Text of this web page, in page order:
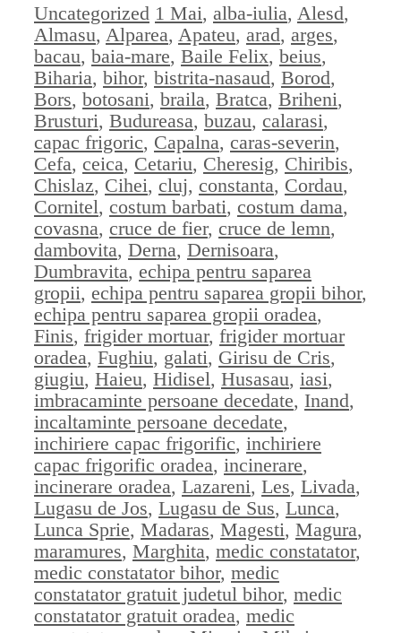
Categorii
Uncategorized Etichete
1 Mai, alba-iulia, Alesd,
Almasu, Alparea, Apateu, arad, arges,
bacau, baia-mare, Baile Felix, beius,
Biharia, bihor, bistrita-nasaud, Borod,
Bors, botosani, braila, Bratca, Briheni,
Brusturi, Budureasa, buzau, calarasi,
capac frigoric, Capalna, caras-severin,
Cefa, ceica, Cetariu, Cheresig, Chiribis,
Chislaz, Cihei, cluj, constanta, Cordau,
Cornitel, costum barbati, costum dama,
covasna, cruce de fier, cruce de lemn,
dambovita, Derna, Dernisoara,
Dumbravita, echipa pentru saparea
gropii, echipa pentru saparea gropii bihor,
echipa pentru saparea gropii oradea,
Finis, frigider mortuar, frigider mortuar
oradea, Fughiu, galati, Girisu de Cris,
giugiu, Haieu, Hidisel, Husasau, iasi,
imbracaminte persoane decedate, Inand,
incaltaminte persoane decedate,
inchiriere capac frigorific, inchiriere
capac frigorific oradea, incinerare,
incinerare oradea, Lazareni, Les, Livada,
Lugasu de Jos, Lugasu de Sus, Lunca,
Lunca Sprie, Madaras, Magesti, Magura,
maramures, Marghita, medic constatator,
medic constatator bihor, medic
constatator gratuit judetul bihor, medic
constatator gratuit oradea, medic